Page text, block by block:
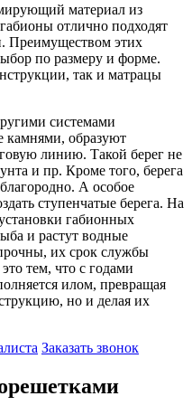
материал из
отлично подходят
Преимуществом этих
по размеру и форме.
так и матрацы
системами
камнями, образуют
линию. Такой берег не
и пр. Кроме того, берега
А особое
ступенчатые берега. На
габионных
и растут водные
их срок службы
тем, что с годами
илом, превращая
но и делая их
Заказать звонок